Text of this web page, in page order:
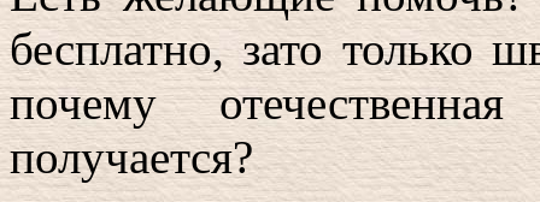
бесплатно, зато только
почему
получается?